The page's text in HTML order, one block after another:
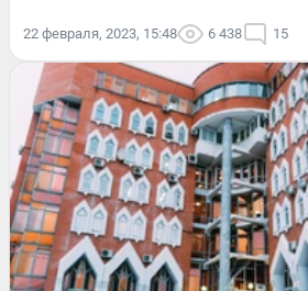
22 февраля, 2023, 15:48 6 438 15